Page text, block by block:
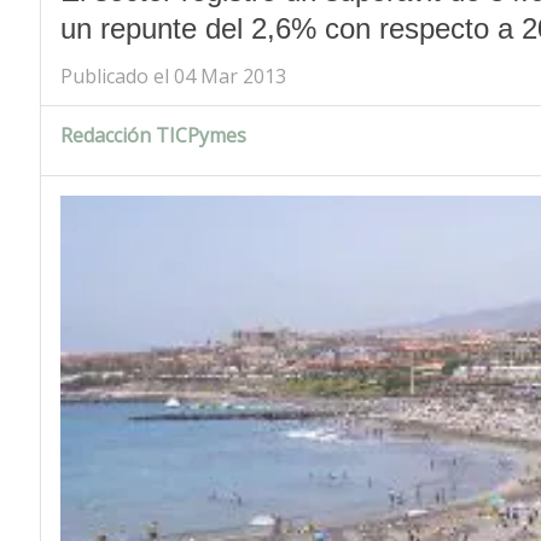
un repunte del 2,6% con respecto a
Publicado el 04 Mar 2013
Redacción TICPymes